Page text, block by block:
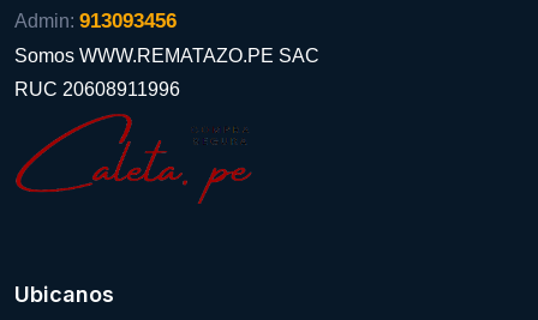
Admin: 913093456
Somos WWW.REMATAZO.PE SAC
RUC 20608911996
Ubicanos